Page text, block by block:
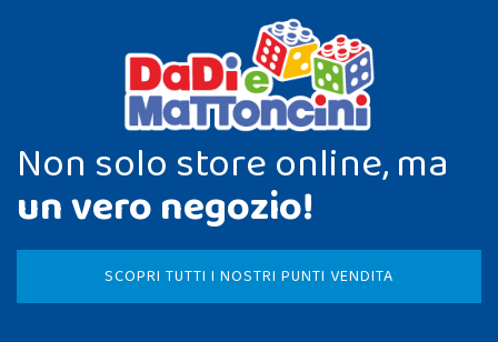
Non solo store online, ma
un vero negozio!
SCOPRI TUTTI I NOSTRI PUNTI VENDITA